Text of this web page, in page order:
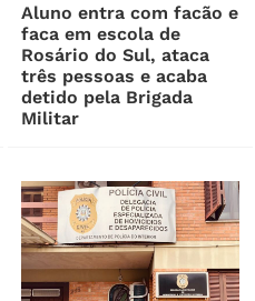
Aluno entra com facão e
faca em escola de
Rosário do Sul, ataca
três pessoas e acaba
detido pela Brigada
Militar